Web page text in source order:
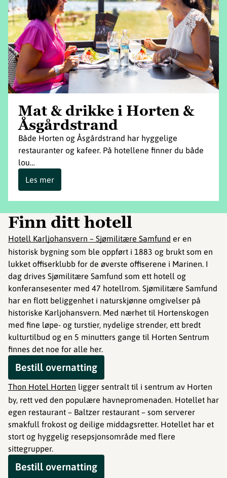
Mat & drikke i Horten &
Åsgårdstrand
Både Horten og Åsgårdstrand har hyggelige
restauranter og kafeer. På hotellene finner du både
lou…
Les mer
Finn ditt hotell
Hotell Karljohansvern – Sjømilitære Samfund er en
historisk bygning som ble oppført i 1883 og brukt som en
lukket offiserklubb for de øverste offiserene i Marinen. I
dag drives Sjømilitære Samfund som ett hotell og
konferansesenter med 47 hotellrom. Sjømilitære Samfund
har en flott beliggenhet i naturskjønne omgivelser på
historiske Karljohansvern. Med nærhet til Hortenskogen
med fine løpe- og turstier, nydelige strender, ett bredt
kulturtilbud og en 5 minutters gange til Horten Sentrum
finnes det noe for alle her.
Bestill overnatting
Thon Hotel Horten ligger sentralt til i sentrum av Horten
by, rett ved den populære havnepromenaden. Hotellet har
egen restaurant – Baltzer restaurant – som serverer
smakfull frokost og deilige middagsretter. Hotellet har et
stort og hyggelig resepsjonsområde med flere
sittegrupper.
Bestill overnatting